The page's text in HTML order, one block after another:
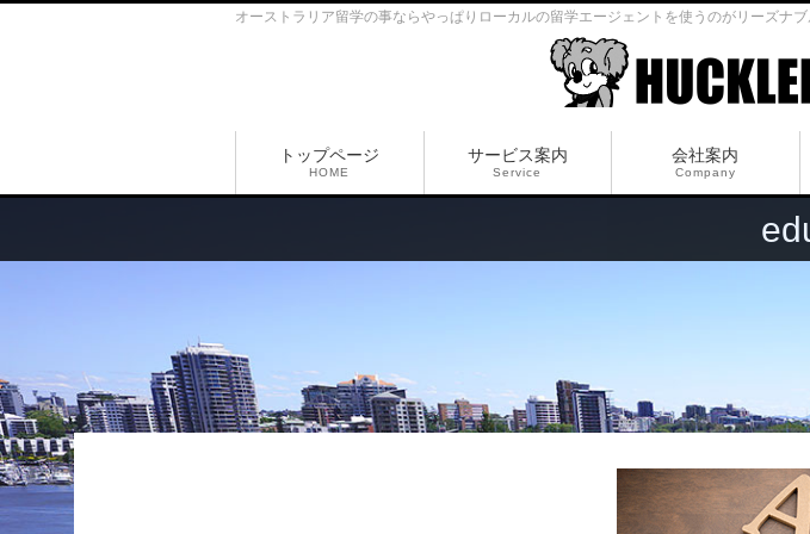
オーストラリア留学の事ならやっぱりローカルの留学エージェントを使うのがリーズナ
トップページ
HOME
サービス案内
Service
会社案内
Company